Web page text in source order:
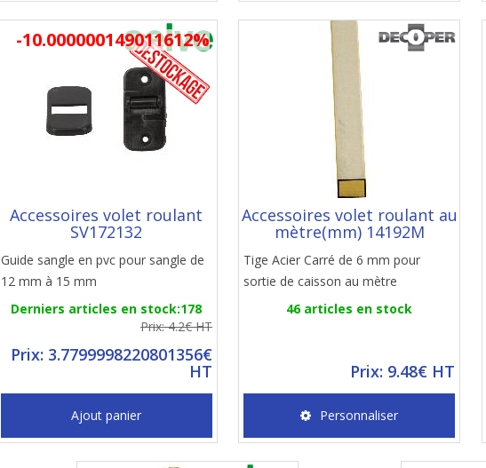
-10.000000149011612%
Accessoires volet roulant
SV172132
Guide sangle en pvc pour sangle de
12 mm à 15 mm
Derniers articles en stock:178
Prix: 4.2€ HT
Prix: 3.7799998220801356€
HT
Ajout panier
Accessoires volet roulant au
mètre(mm) 14192M
Tige Acier Carré de 6 mm pour
sortie de caisson au mètre
46 articles en stock
Prix: 9.48€ HT
Personnaliser